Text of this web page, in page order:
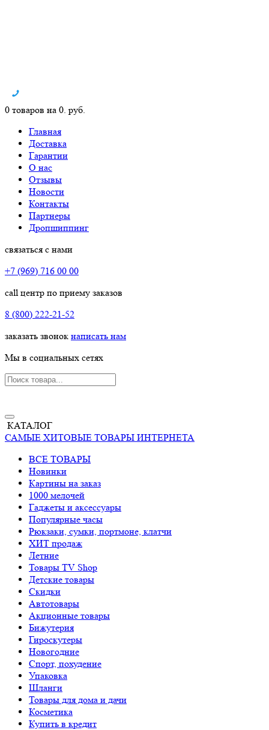
0 товаров на 0. руб.
Главная
Доставка
Гарантии
О нас
Отзывы
Новости
Контакты
Партнеры
Дропшиппинг
связаться с нами
+7 (969) 716 00 00
call центр по приему заказов
8 (800) 222-21-52
заказать звонок написать нам
Мы в социальных сетях
КАТАЛОГ
САМЫЕ ХИТОВЫЕ ТОВАРЫ ИНТЕРНЕТА
ВСЕ ТОВАРЫ
Новинки
Картины на заказ
1000 мелочей
Гаджеты и аксессуары
Популярные часы
Рюкзаки, сумки, портмоне, клатчи
ХИТ продаж
Летние
Товары TV Shop
Детские товары
Cкидки
Автотовары
Акционные товары
Бижутерия
Гироскутеры
Новогодние
Спорт, похудение
Упаковка
Шланги
Товары для дома и дачи
Косметика
Купить в кредит